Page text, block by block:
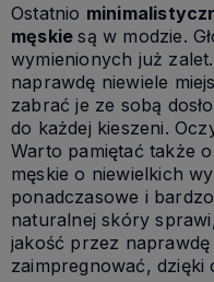
Ostatnio
męskiesą w modzie.
wymienionych już
naprawdę niewiele
zabrać je ze sobą
do każdej kieszeni.
Warto pamiętać także
męskie o niewielkich
ponadczasowe i
naturalnej skóry
jakość przez naprawdę
zaimpregnować, dzięki